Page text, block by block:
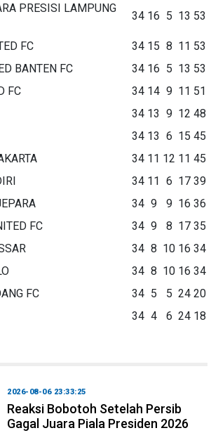
PRESISI LAMPUNG
34 16 5 13 53
FC 34 15 8 11 53
BANTEN FC 34 16 5 13 53
FC 34 14 9 11 51
34 13 9 12 48
34 13 6 15 45
34 11 12 11 45
34 11 6 17 39
34 9 9 16 36
FC 34 9 8 17 35
34 8 10 16 34
34 8 10 16 34
FC 34 5 5 24 20
34 4 6 24 18
2026-08-06 23:33:25
Reaksi Bobotoh Setelah Persib
Gagal Juara Piala Presiden 2026